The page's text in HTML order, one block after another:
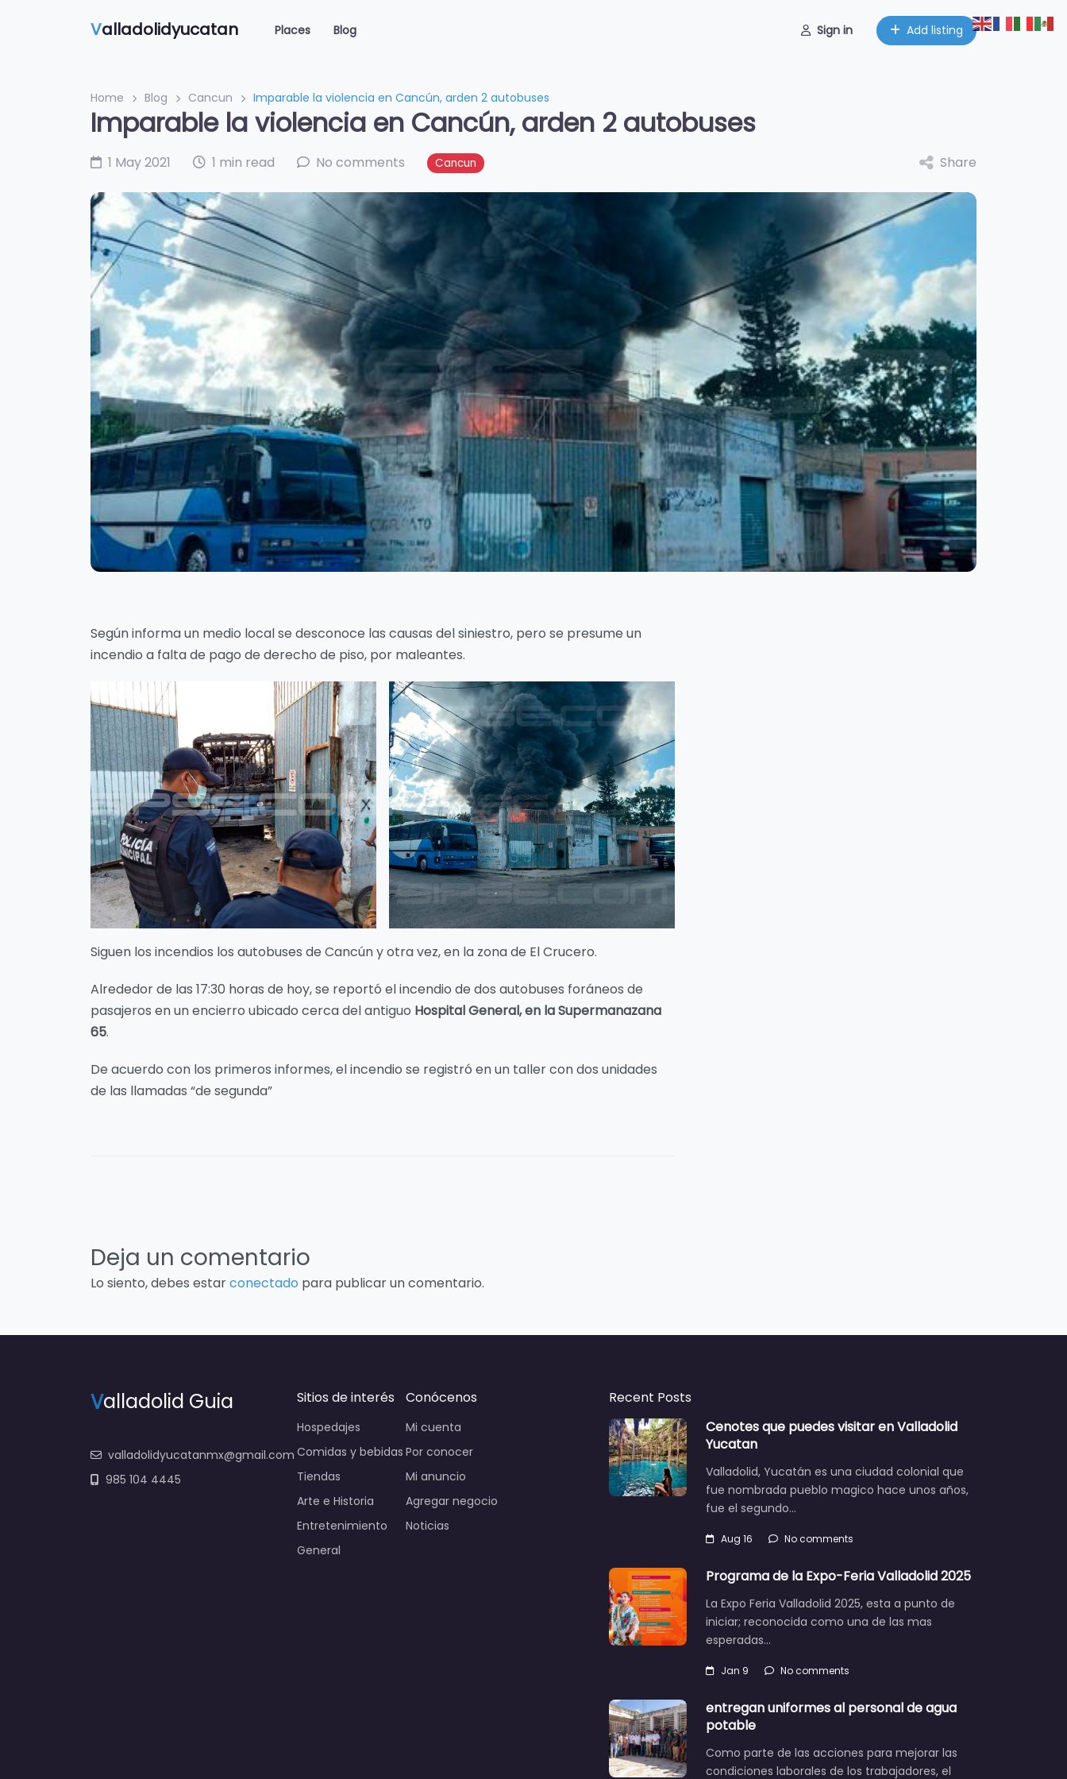
Valladolidyucatan Places Blog Sign in Add listing
Home Blog Cancun Imparable la violencia en Cancún, arden 2 autobuses
Imparable la violencia en Cancún, arden 2 autobuses
1 May 2021 1 min read No comments Cancun Share
Según informa un medio local se desconoce las causas del siniestro, pero se presume un
incendio a falta de pago de derecho de piso, por maleantes.
Siguen los incendios los autobuses de Cancún y otra vez, en la zona de El Crucero.
Alrededor de las 17:30 horas de hoy, se reportó el incendio de dos autobuses foráneos de
pasajeros en un encierro ubicado cerca del antiguo Hospital General, en la Supermanazana
65.
De acuerdo con los primeros informes, el incendio se registró en un taller con dos unidades
de las llamadas “de segunda”
Deja un comentario
Lo siento, debes estarconectado para publicar un comentario.
Valladolid Guia
valladolidyucatanmx@gmail.com
985 104 4445
Sitios de interés
Hospedajes
Comidas y bebidas
Tiendas
Arte e Historia
Entretenimiento
General
Conócenos
Mi cuenta
Por conocer
Mi anuncio
Agregar negocio
Noticias
Recent Posts
Cenotes que puedes visitar en Valladolid
Yucatan
Valladolid, Yucatán es una ciudad colonial que
fue nombrada pueblo magico hace unos años,
fue el segundo…
Aug 16 No comments
Programa de la Expo-Feria Valladolid 2025
La Expo Feria Valladolid 2025, esta a punto de
iniciar; reconocida como una de las mas
esperadas…
Jan 9 No comments
entregan uniformes al personal de agua
potable
Como parte de las acciones para mejorar las
condiciones laborales de los trabajadores, el